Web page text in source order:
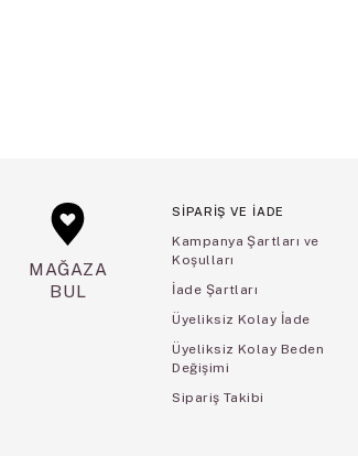
MAĞAZA
BUL
SİPARİŞ VE İADE
Kampanya Şartları ve
Koşulları
İade Şartları
Üyeliksiz Kolay İade
Üyeliksiz Kolay Beden
Değişimi
Sipariş Takibi